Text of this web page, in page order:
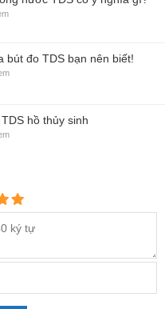
bút đo TDS bạn nên biết!
hồ thủy sinh